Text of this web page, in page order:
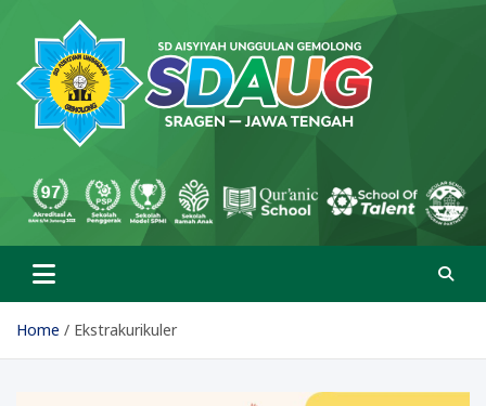
content
SD Aisyiyah Unggulan
Gemolong
Home Ekstrakurikuler